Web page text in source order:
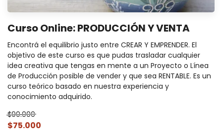
Curso Online: PRODUCCIÓN Y VENTA
Encontrá el equilibrio justo entre CREAR Y EMPRENDER. El
objetivo de este curso es que pudas trasladar cualquier
idea creativa que tengas en mente a un Proyecto o Línea
de Producción posible de vender y que sea RENTABLE. Es un
curso teórico basado en nuestra experiencia y
conocimiento adquirido.
$90.000
$75.000